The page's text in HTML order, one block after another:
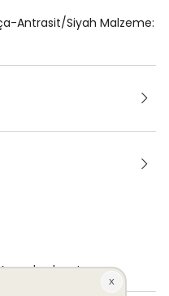
Antrasit/Siyah Malzeme:
bedava!